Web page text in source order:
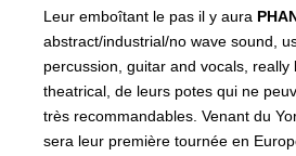
Leur emboîtant le pas il y aura
abstract/industrial/no wave sound,
percussion, guitar and vocals, really
theatrical, de leurs potes qui ne
très recommandables. Venant du
sera leur première tournée en